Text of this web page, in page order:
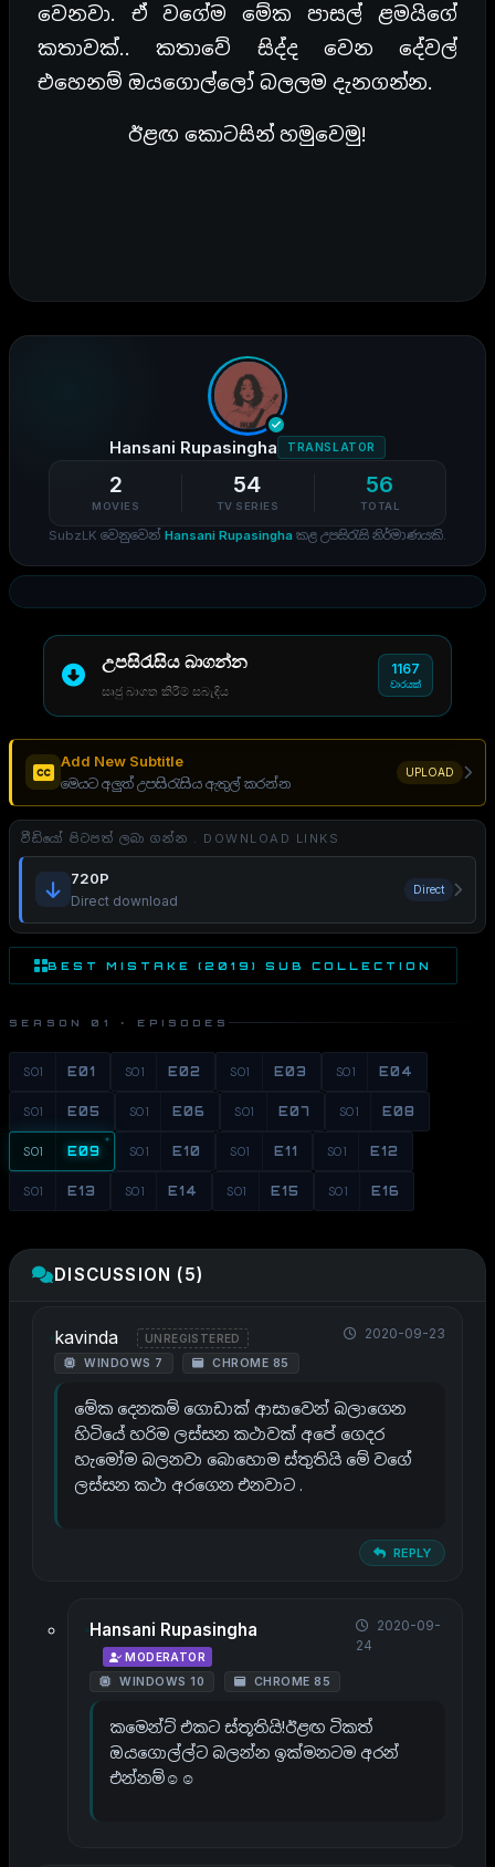
වෙනවා. ඒ වගේම මේක පාසල් ළමයිගේ
කතාවක්.. කතාවේ සිද්ද වෙන දේවල්
එහෙනම් ඔයගොල්ලෝ බලලම දැනගන්න.
ඊළඟ කොටසින් හමුවෙමු!
Hansani Rupasingha TRANSLATOR
2
MOVIES
54
TV SERIES
56
TOTAL
SubzLK වෙනුවෙන් Hansani Rupasingha කළ උපසිරැසි නිර්මාණයකි.
උපසිරැසිය බාගන්න
සෘජු බාගත කිරීම් සබැඳිය
1167
වාරයක්
Add New Subtitle
මෙයට අලුත් උපසිරැසිය ඇතුල් කරන්න
UPLOAD
වීඩියෝ පිටපත් ලබා ගන්න . DOWNLOAD LINKS
720P
Direct download
Direct
BEST MISTAKE (2019) SUB COLLECTION
SEASON 01 · EPISODES
S01 E01 S01 E02 S01 E03 S01 E04
S01 E05 S01 E06 S01 E07 S01 E08
S01 E09 S01 E10 S01 E11 S01 E12
S01 E13 S01 E14 S01 E15 S01 E16
DISCUSSION (5)
kavinda UNREGISTERED
WINDOWS 7 CHROME 85
2020-09-23
මේක දෙනකම් ගොඩාක් ආසාවෙන් බලාගෙන
හිටියේ හරිම ලස්සන කථාවක් අපේ ගෙදර
හැමෝම බලනවා බොහොම ස්තුතියි මේ වගේ
ලස්සන කථා අරගෙන එනවාට .
REPLY
Hansani Rupasingha
MODERATOR
WINDOWS 10 CHROME 85
2020-09-
24
කමෙන්ට් එකට ස්තූතියි!ඊළඟ ටිකත්
ඔයගොල්ල්ට බලන්න ඉක්මනටම අරන්
එන්නම්☺☺